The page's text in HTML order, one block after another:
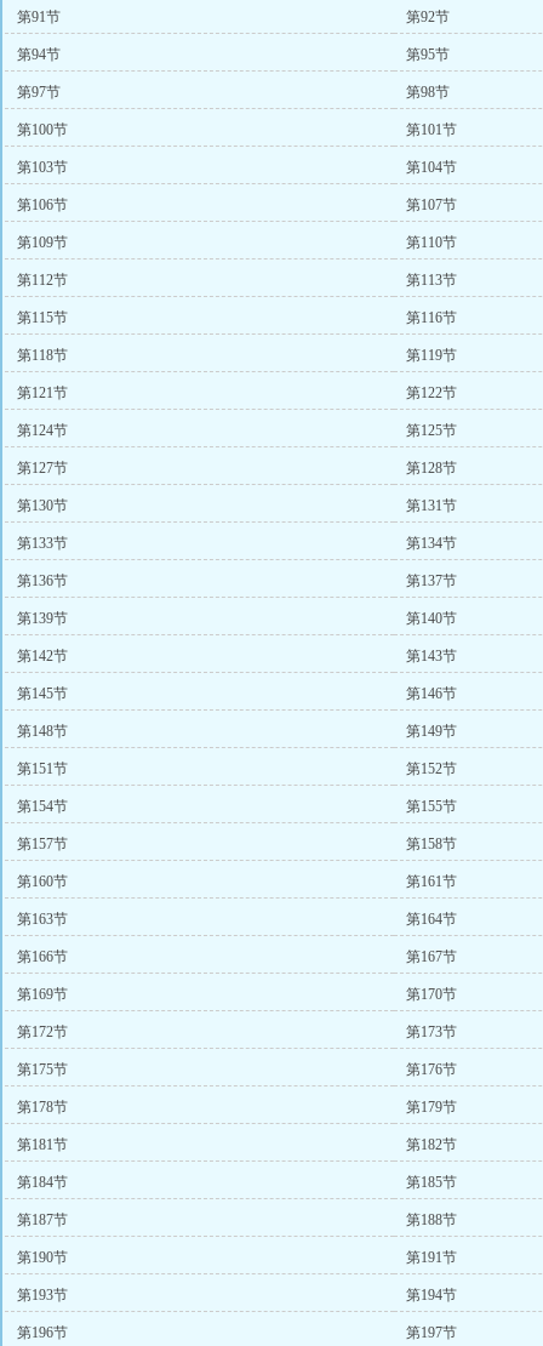
第91节 第92节
第94节 第95节
第97节 第98节
第100节 第101节
第103节 第104节
第106节 第107节
第109节 第110节
第112节 第113节
第115节 第116节
第118节 第119节
第121节 第122节
第124节 第125节
第127节 第128节
第130节 第131节
第133节 第134节
第136节 第137节
第139节 第140节
第142节 第143节
第145节 第146节
第148节 第149节
第151节 第152节
第154节 第155节
第157节 第158节
第160节 第161节
第163节 第164节
第166节 第167节
第169节 第170节
第172节 第173节
第175节 第176节
第178节 第179节
第181节 第182节
第184节 第185节
第187节 第188节
第190节 第191节
第193节 第194节
第196节 第197节